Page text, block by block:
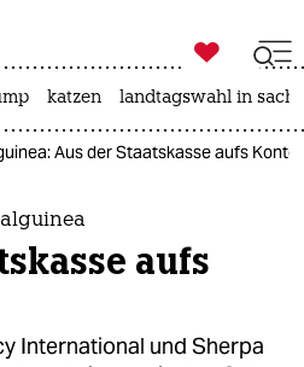
ich
ich

taz zahl ich
katzen landtagswahl in
Aus der Staatskasse aufs Konto
aufs
International und Sherpa